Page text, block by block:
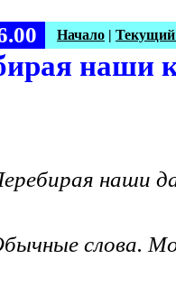
Начало |
наши
наши
слова.